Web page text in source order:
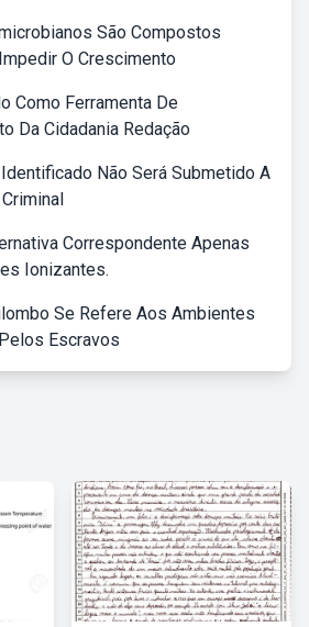
São Compostos
O Crescimento
Como Ferramenta De
Da Cidadania Redação
Não Será Submetido A
Correspondente Apenas
Ionizantes.
Se Refere Aos Ambientes
Escravos